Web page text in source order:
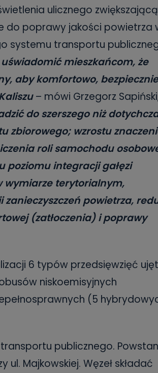
ulicznego zwiększającą
do poprawy jakości powietrza
systemu transportu
mieszkańcom, że
aby komfortowo,
– mówi Grzegorz
do szerszego niż
zbiorowego; wzrostu
roli samochodu
poziomu integracji gałęzi
wymiarze terytorialnym,
powietrza,
(zatłoczenia) i poprawy
6 typów przedsięwzięć
niskoemisyjnych
(5
publicznego.
ul. Majkowskiej. Węzeł składać